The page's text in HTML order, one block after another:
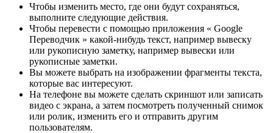
Чтобы изменить место, где они будут сохраняться,
выполните следующие действия.
Чтобы перевести с помощью приложения « Google
Переводчик » какой-нибудь текст, например вывеску
или рукописную заметку, например вывески или
рукописные заметки.
Вы можете выбрать на изображении фрагменты текста,
которые вас интересуют.
На телефоне вы можете сделать скриншот или записать
видео с экрана, а затем посмотреть полученный снимок
или ролик, изменить его и отправить другим
пользователям.